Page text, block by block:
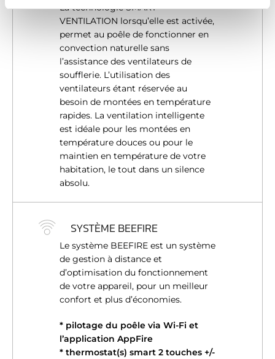
Les cookies nous permettent de personnaliser le contenu
et les annonces, d'offrir des fonctionnalités relatives aux
médias sociaux et d'analyser notre trafic. Nous
partageons également des informations sur l'utilisation de
notre site avec nos partenaires de médias sociaux, de
publicité et d'analyse, qui peuvent combiner celles-ci
avec d'autres informations que vous leur avez fournies
ou qu'ils ont collectées lors de votre utilisation de leurs
t
La technologie SMART
VENTILATION lorsqu’elle est activée,
permet au poêle de fonctionner en
convection naturelle sans
l’assistance des ventilateurs de
soufflerie. L’utilisation des
ventilateurs étant réservée au
besoin de montées en température
rapides. La ventilation intelligente
est idéale pour les montées en
température douces ou pour le
maintien en température de votre
habitation, le tout dans un silence
absolu.
SYSTÈME BEEFIRE
Le système BEEFIRE est un système
de gestion à distance et
d’optimisation du fonctionnement
de votre appareil, pour un meilleur
confort et plus d’économies.
* pilotage du poêle via Wi-Fi et
l’application AppFire
* thermostat(s) smart 2 touches +/-